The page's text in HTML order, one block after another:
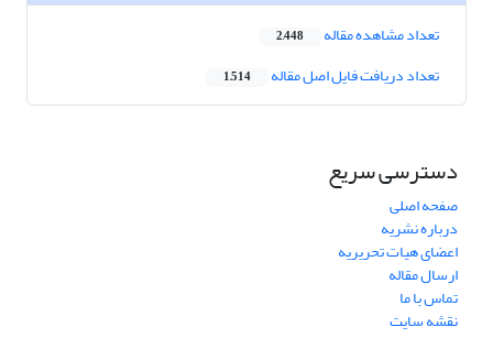
تعداد مشاهده مقاله 2,448
تعداد دریافت فایل اصل مقاله 1,514
دسترسی سریع
صفحه اصلی
درباره نشریه
اعضای هیات تحریریه
ارسال مقاله
تماس با ما
نقشه سایت